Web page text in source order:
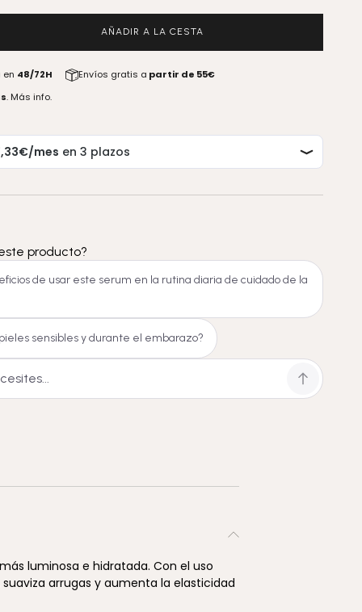
AÑADIR A LA CESTA
en 48/72H Envíos gratis a partir de 55€
. Más info.
producto?
de usar este serum en la rutina diaria de cuidado de la
sensibles y durante el embarazo?
luminosa e hidratada. Con el uso
arrugas y aumenta la elasticidad